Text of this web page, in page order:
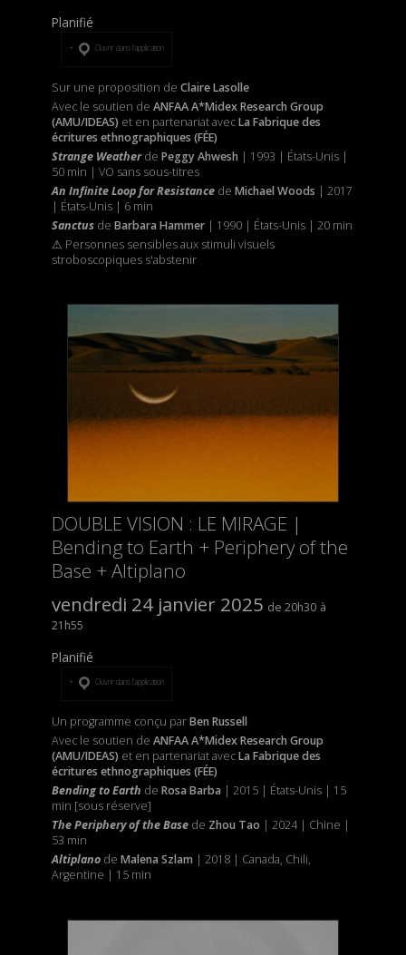
Planifié
Ouvrir dans l’application
Sur une proposition de Claire Lasolle
Avec le soutien de ANFAA A*Midex Research Group
(AMU/IDEAS) et en partenariat avecLa Fabrique des
écritures ethnographiques (FÉE)
Strange Weather de Peggy Ahwesh | 1993 | États-Unis |
50 min | VO sans sous-titres
An Infinite Loop for Resistancede Michael Woods | 2017
| États-Unis | 6 min
Sanctusde Barbara Hammer| 1990 | États-Unis | 20 min
⚠ Personnes sensibles aux stimuli visuels
stroboscopiques s'abstenir
DOUBLE VISION : LE MIRAGE |
Bending to Earth + Periphery of the
Base + Altiplano
vendredi 24 janvier 2025
20h30
21h55
Planifié
Ouvrir dans l’application
Un programme conçu parBen Russell
Avec le soutien de ANFAA A*Midex Research Group
(AMU/IDEAS) et en partenariat avecLa Fabrique des
écritures ethnographiques (FÉE)
Bending to Earth de Rosa Barba | 2015 | États-Unis | 15
min [sous réserve]
The Periphery of the Basede Zhou Tao | 2024 | Chine |
53 min
Altiplanode Malena Szlam | 2018 | Canada, Chili,
Argentine | 15 min